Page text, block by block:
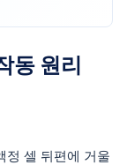
동 원리
정 셀 뒤편에 거울